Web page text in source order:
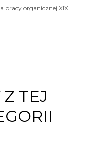
pracy organicznej XIX
TEJ